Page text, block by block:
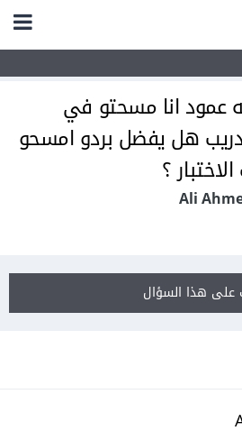
عمود انا مسحتو في
هل يفضل بردو امسحو
؟
على هذا السؤال